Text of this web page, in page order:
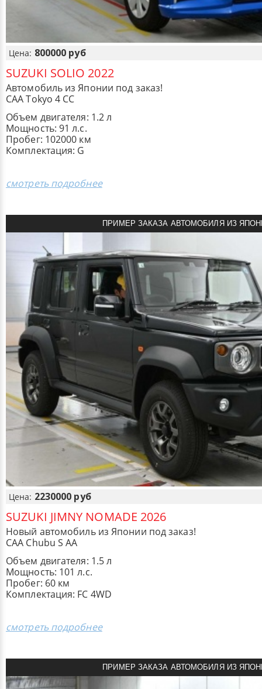
Цена: 800000 руб
SUZUKI SOLIO 2022
Автомобиль из Японии под заказ!
CAA Tokyo 4 CC
Объем двигателя: 1.2 л
Мощность: 91 л.с.
Пробег: 102000 км
Комплектация: G
смотреть подробнее
ПРИМЕР ЗАКАЗА АВТОМОБИЛЯ ИЗ
Цена: 2230000 руб
SUZUKI JIMNY NOMADE 2026
Новый автомобиль из Японии под заказ!
CAA Chubu S AA
Объем двигателя: 1.5 л
Мощность: 101 л.с.
Пробег: 60 км
Комплектация: FC 4WD
смотреть подробнее
ПРИМЕР ЗАКАЗА АВТОМОБИЛЯ ИЗ